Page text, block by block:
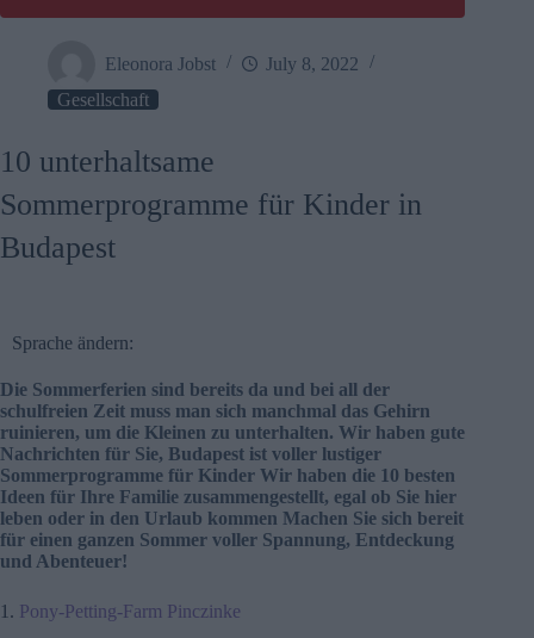
Eleonora Jobst
July 8, 2022
Gesellschaft
10 unterhaltsame
Sommerprogramme für Kinder in
Budapest
Sprache ändern:
Die Sommerferien sind bereits da und bei all der
schulfreien Zeit muss man sich manchmal das Gehirn
ruinieren, um die Kleinen zu unterhalten. Wir haben gute
Nachrichten für Sie, Budapest ist voller lustiger
Sommerprogramme für Kinder Wir haben die 10 besten
Ideen für Ihre Familie zusammengestellt, egal ob Sie hier
leben oder in den Urlaub kommen Machen Sie sich bereit
für einen ganzen Sommer voller Spannung, Entdeckung
und Abenteuer!
1. Pony-Petting-Farm Pinczinke